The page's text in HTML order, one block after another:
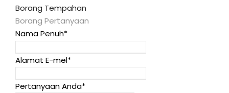
Borang Tempahan
Borang Pertanyaan
Nama Penuh*
Alamat E-mel*
Pertanyaan Anda*